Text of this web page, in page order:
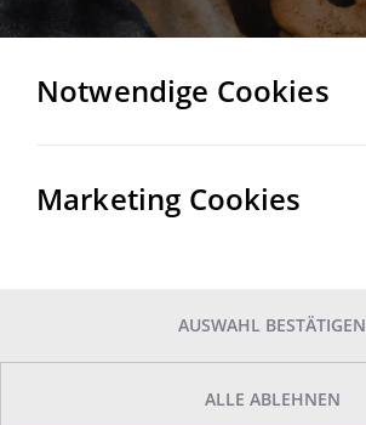
GESAMTFLÄCHE
Notwendige Cookies
Marketing Cookies
AUSWAHL BESTÄTIGEN
ALLE ABLEHNEN